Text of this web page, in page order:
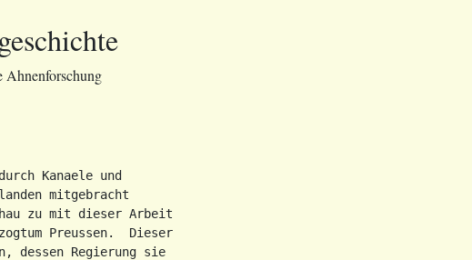
Kanaele und
mitgebracht
zu mit dieser Arbeit
Preussen.  Dieser
dessen Regierung sie